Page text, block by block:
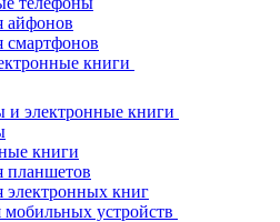
айфонов
смартфонов
книги
электронные книги
книги
планшетов
электронных книг
мобильных устройств